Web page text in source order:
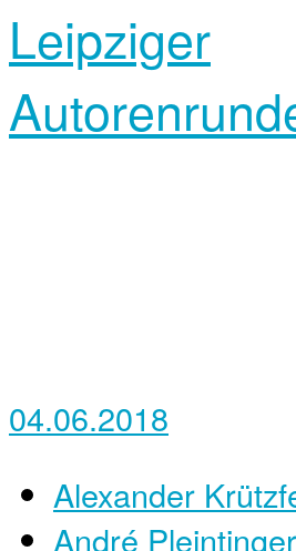
Leipziger
04.06.2018
Alexander
André Pleintinger